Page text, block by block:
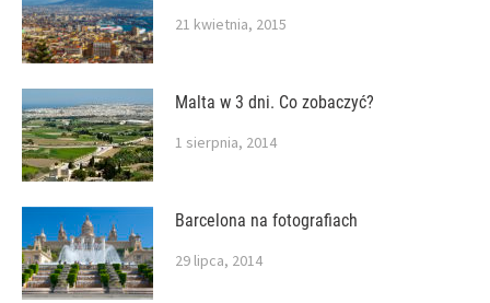
21 kwietnia, 2015
Malta w 3 dni. Co zobaczyć?
1 sierpnia, 2014
Barcelona na fotografiach
29 lipca, 2014